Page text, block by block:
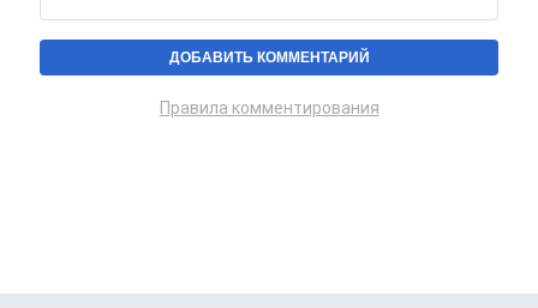
Правила комментирования